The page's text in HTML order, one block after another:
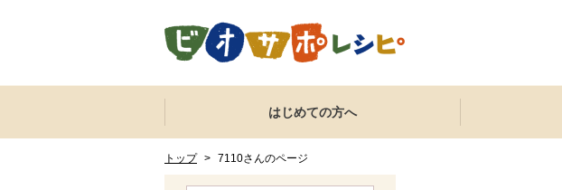
ここからサイト内共通メニューです。
サイト内共通メニューをスキップする
はじめての方へ
トップ > 7110さんのページ
ここから消費材検索メニューです。
消費材検索メニューここまで。
ここから本文です。